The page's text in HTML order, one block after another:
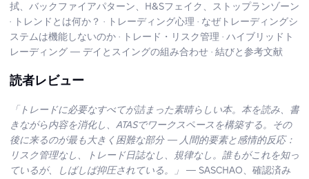
拭、バックファイアパターン、H&Sフェイク、ストップランゾーン
· トレンドとは何か？ · トレーディング心理 · なぜトレーディングシ
ステムは機能しないのか · トレード・リスク管理 · ハイブリッドト
レーディング — デイとスイングの組み合わせ · 結びと参考文献
読者レビュー
「トレードに必要なすべてが詰まった素晴らしい本。本を読み、書
きながら内容を消化し、ATASでワークスペースを構築する。その
後に来るのが最も大きく困難な部分 — 人間的要素と感情的反応：
リスク管理なし、トレード日誌なし、規律なし。誰もがこれを知っ
ているが、しばしば抑圧されている。」
— SASCHAO、確認済み